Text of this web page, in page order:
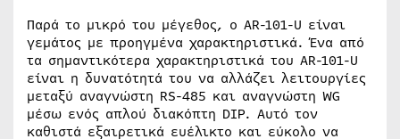
Παρά το μικρό του μέγεθος, ο AR-101-U είναι
γεμάτος με προηγμένα χαρακτηριστικά. Ένα από
τα σημαντικότερα χαρακτηριστικά του AR-101-U
είναι η δυνατότητά του να αλλάζει λειτουργίες
μεταξύ αναγνώστη RS-485 και αναγνώστη WG
μέσω ενός απλού διακόπτη DIP. Αυτό τον
καθιστά εξαιρετικά ευέλικτο και εύκολο να